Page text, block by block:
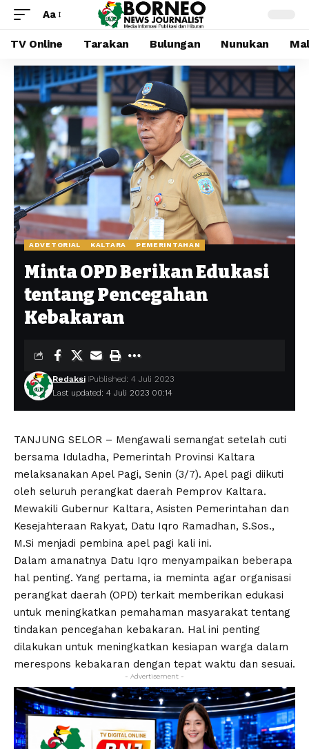
Aa
TV Online Tarakan Bulungan Nunukan
ADVETORIAL KALTARA PEMERINTAHAN
Minta OPD Berikan Edukasi
tentang Pencegahan
Kebakaran
Last updated: 4 Juli 2023 00:14
Redaksi Published: 4 Juli 2023
TANJUNG SELOR – Mengawali semangat setelah cuti
bersama Iduladha, Pemerintah Provinsi Kaltara
melaksanakan Apel Pagi, Senin (3/7). Apel pagi diikuti
oleh seluruh perangkat daerah Pemprov Kaltara.
Mewakili Gubernur Kaltara, Asisten Pemerintahan dan
Kesejahteraan Rakyat, Datu Iqro Ramadhan, S.Sos.,
M.Si menjadi pembina apel pagi kali ini.
Dalam amanatnya Datu Iqro menyampaikan beberapa
hal penting. Yang pertama, ia meminta agar organisasi
perangkat daerah (OPD) terkait memberikan edukasi
untuk meningkatkan pemahaman masyarakat tentang
tindakan pencegahan kebakaran. Hal ini penting
dilakukan untuk meningkatkan kesiapan warga dalam
merespons kebakaran dengan tepat waktu dan sesuai.
- Advertisement -